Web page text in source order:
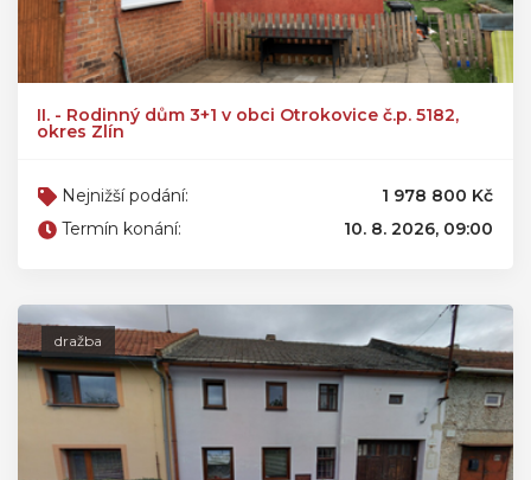
II. - Rodinný dům 3+1 v obci Otrokovice č.p. 5182,
okres Zlín
Nejnižší podání:
1 978 800 Kč
Termín konání:
10. 8. 2026, 09:00
dražba